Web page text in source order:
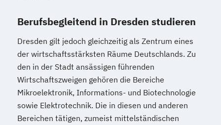
Berufsbegleitend in Dresden studieren
Dresden gilt jedoch gleichzeitig als Zentrum eines
der wirtschaftsstärksten Räume Deutschlands. Zu
den in der Stadt ansässigen führenden
Wirtschaftszweigen gehören die Bereiche
Mikroelektronik, Informations- und Biotechnologie
sowie Elektrotechnik. Die in diesen und anderen
Bereichen tätigen, zumeist mittelständischen